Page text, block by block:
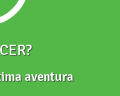
aventura